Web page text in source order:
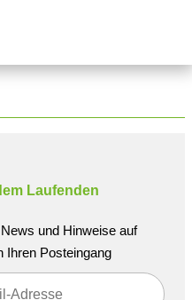
zu finden.
Laufenden
und Hinweise auf
Ihren Posteingang